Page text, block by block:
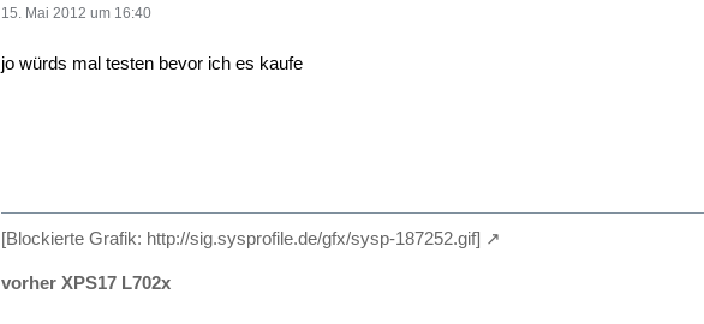
15. Mai 2012 um 16:40
jo würds mal testen bevor ich es kaufe
[Blockierte Grafik: http://sig.sysprofile.de/gfx/sysp-187252.gif]
vorher XPS17 L702x